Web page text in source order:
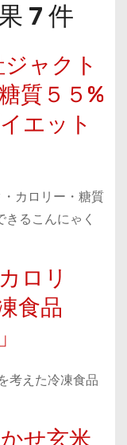
7 件
ジャクト
質５５%
エット
カロリー・糖質
るこんにゃく
ロリ
食品
考えた冷凍食品
せ玄米